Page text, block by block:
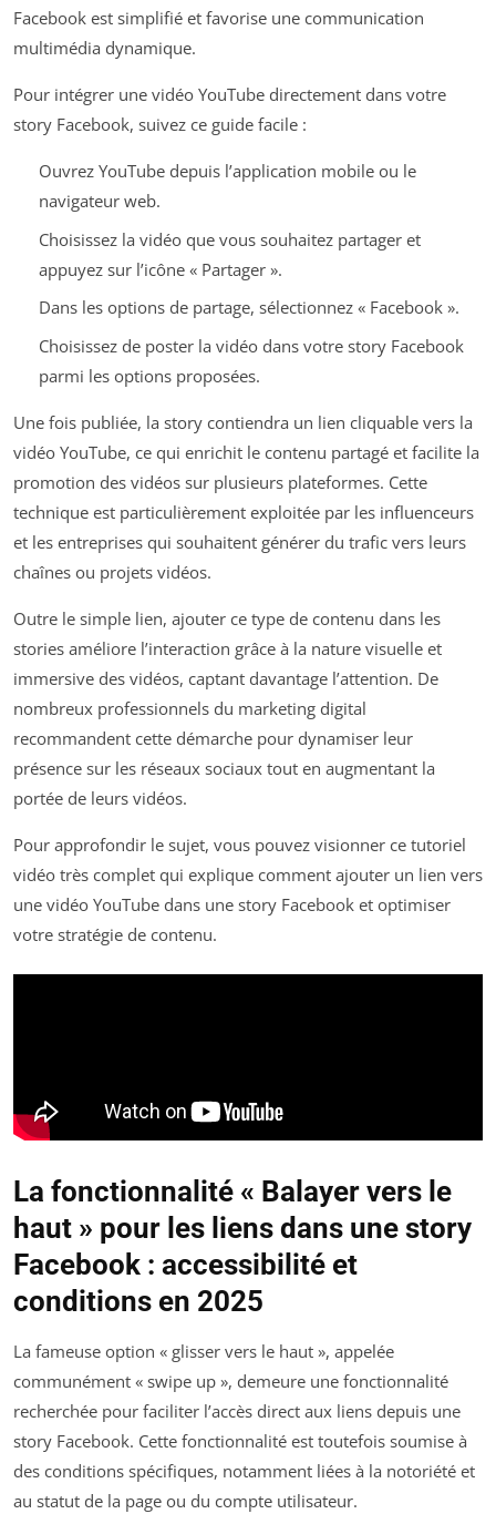
Facebook est simplifié et favorise une communication
multimédia dynamique.
Pour intégrer une vidéo YouTube directement dans votre
story Facebook, suivez ce guide facile :
Ouvrez YouTube depuis l’application mobile ou le
navigateur web.
Choisissez la vidéo que vous souhaitez partager et
appuyez sur l’icône « Partager ».
Dans les options de partage, sélectionnez « Facebook ».
Choisissez de poster la vidéo dans votre story Facebook
parmi les options proposées.
Une fois publiée, la story contiendra un lien cliquable vers la
vidéo YouTube, ce qui enrichit le contenu partagé et facilite la
promotion des vidéos sur plusieurs plateformes. Cette
technique est particulièrement exploitée par les influenceurs
et les entreprises qui souhaitent générer du trafic vers leurs
chaînes ou projets vidéos.
Outre le simple lien, ajouter ce type de contenu dans les
stories améliore l’interaction grâce à la nature visuelle et
immersive des vidéos, captant davantage l’attention. De
nombreux professionnels du marketing digital
recommandent cette démarche pour dynamiser leur
présence sur les réseaux sociaux tout en augmentant la
portée de leurs vidéos.
Pour approfondir le sujet, vous pouvez visionner ce tutoriel
vidéo très complet qui explique comment ajouter un lien vers
une vidéo YouTube dans une story Facebook et optimiser
votre stratégie de contenu.
La fonctionnalité « Balayer vers le
haut » pour les liens dans une story
Facebook : accessibilité et
conditions en 2025
La fameuse option « glisser vers le haut », appelée
communément « swipe up », demeure une fonctionnalité
recherchée pour faciliter l’accès direct aux liens depuis une
story Facebook. Cette fonctionnalité est toutefois soumise à
des conditions spécifiques, notamment liées à la notoriété et
au statut de la page ou du compte utilisateur.